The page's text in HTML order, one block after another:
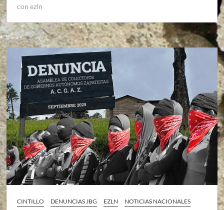
con ezln
CINTILLO DENUNCIAS JBG EZLN NOTICIAS NACIONALES